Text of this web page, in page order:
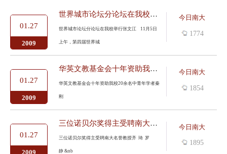
01.27
2009
今日南大
1774
世界城市论坛分论坛在我校举行
世界城市论坛分论坛在我校举行张文江 11月5日
上午，第四届世界城
01.27
2009
今日南大
1854
华英文教基金会十年资助我校20余名中青年学者
华英文教基金会十年资助我校20余名中青年学者秦
刚
01.27
2009
今日南大
1895
三位诺贝尔奖得主受聘南大名誉教授
三位诺贝尔奖得主受聘南大名誉教授齐 琦 罗
静 &nb